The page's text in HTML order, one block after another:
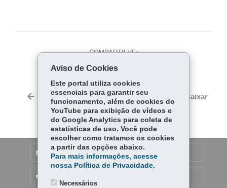
COMPARTILHE:
Fa
ce
bo
ok
Tw
itt
er
Ap
p
Voltar Início Imprimir Baixar
DENUNCIE CORRUPÇÃO
Aviso de Cookies
Este portal utiliza cookies
essenciais para garantir seu
funcionamento, além de cookies do
YouTube para exibição de vídeos e
do Google Analytics para coleta de
estatísticas de uso. Você pode
escolher como tratamos os cookies
a partir das opções abaixo.
Para mais informações, acesse
nossa Política de Privacidade.
Necessários